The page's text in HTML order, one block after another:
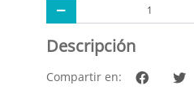
Descripción
Compartir en: